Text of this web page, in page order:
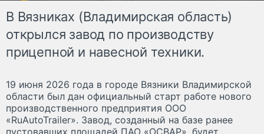
В Вязниках (Владимирская область)
открылся завод по производству
прицепной и навесной техники.
19 июня 2026 года в городе Вязники Владимирской
области был дан официальный старт работе нового
производственного предприятия ООО
«RuAutoTrailer». Завод, созданный на базе ранее